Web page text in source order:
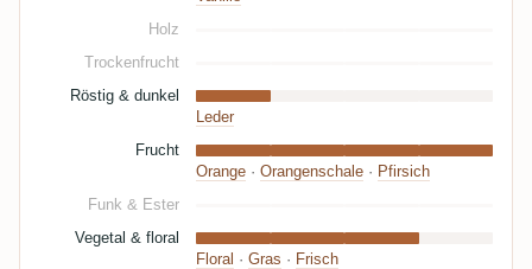
Holz
Trockenfrucht
Röstig & dunkel
Leder
Frucht
Orange · Orangenschale · Pfirsich
Funk & Ester
Vegetal & floral
Floral · Gras · Frisch